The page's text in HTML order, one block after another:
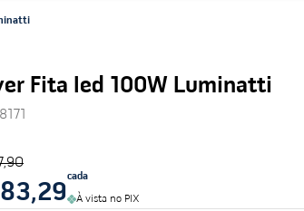
Fita led 100W Luminatti
cada
À vista no PIX